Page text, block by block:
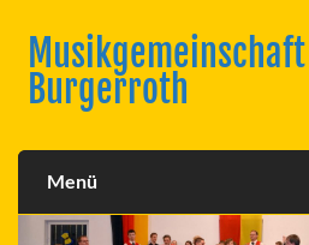
content
Burgerroth
Menü